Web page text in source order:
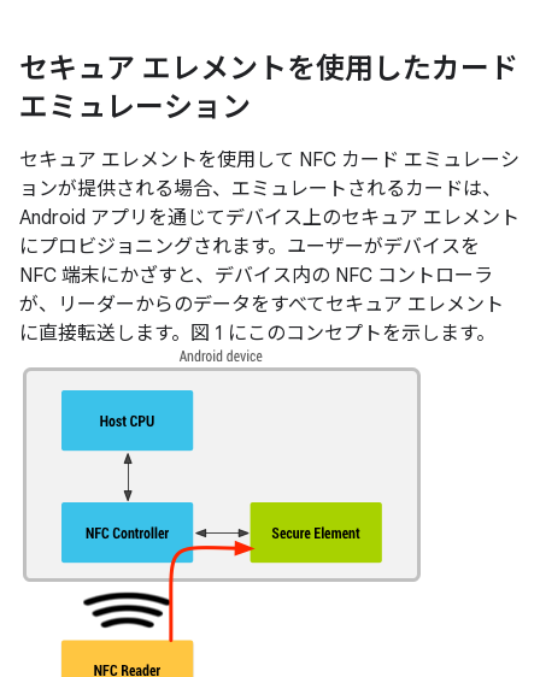
セキュア エレメントを使用したカード
エミュレーション
セキュア エレメントを使用して NFC カード エミュレーシ
ョンが提供される場合、エミュレートされるカードは、
Android アプリを通じてデバイス上のセキュア エレメント
にプロビジョニングされます。ユーザーがデバイスを
NFC 端末にかざすと、デバイス内の NFC コントローラ
が、リーダーからのデータをすべてセキュア エレメント
に直接転送します。図 1 にこのコンセプトを示します。